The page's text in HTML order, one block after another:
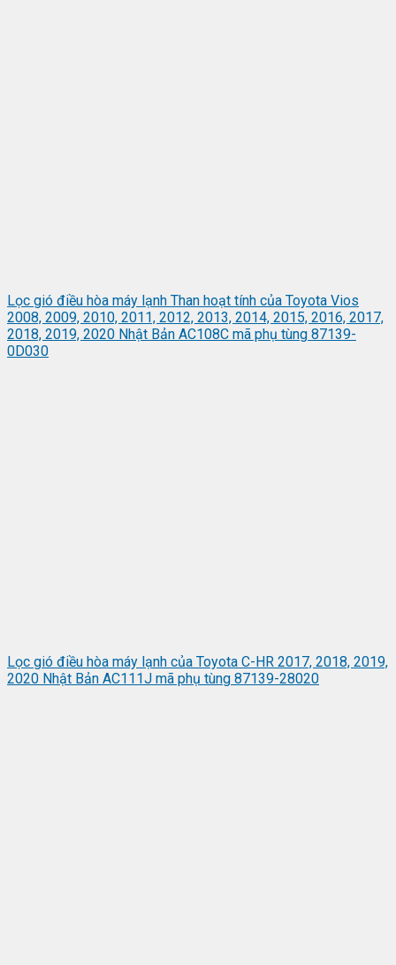
Lọc gió điều hòa máy lạnh Than hoạt tính của Toyota Vios
2008, 2009, 2010, 2011, 2012, 2013, 2014, 2015, 2016, 2017,
2018, 2019, 2020 Nhật Bản AC108C mã phụ tùng 87139-
0D030
Lọc gió điều hòa máy lạnh của Toyota C-HR 2017, 2018, 2019,
2020 Nhật Bản AC111J mã phụ tùng 87139-28020